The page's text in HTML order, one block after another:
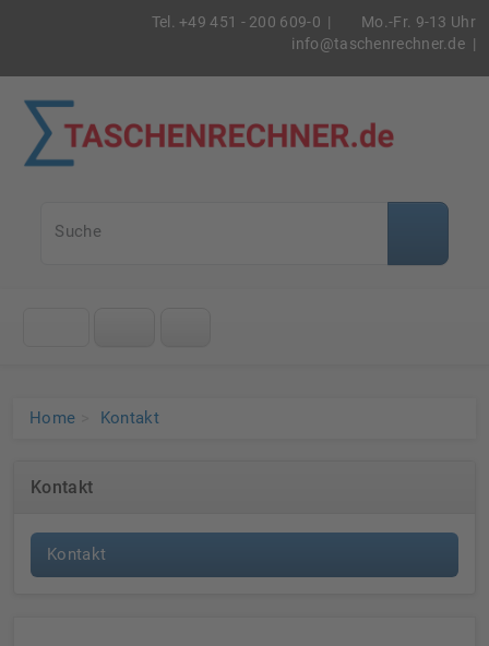
Mo.-Fr. 9-13 Uhr
Tel. +49 451 - 200 609-0 |
info@taschenrechner.de |
Suche
Home Kontakt
Kontakt
Kontakt